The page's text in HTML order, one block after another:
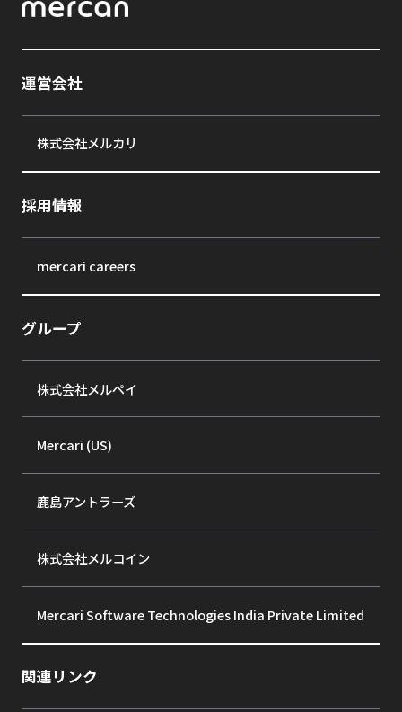
運営会社
株式会社メルカリ
採用情報
mercari careers
グループ
株式会社メルペイ
Mercari (US)
鹿島アントラーズ
株式会社メルコイン
Mercari Software Technologies India Private Limited
関連リンク